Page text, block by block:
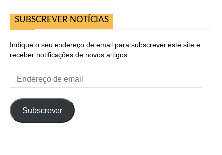
SUBSCREVER NOTÍCIAS
Indique o seu endereço de email para subscrever este site e
receber notificações de novos artigos
Endereço
de
email
Subscrever